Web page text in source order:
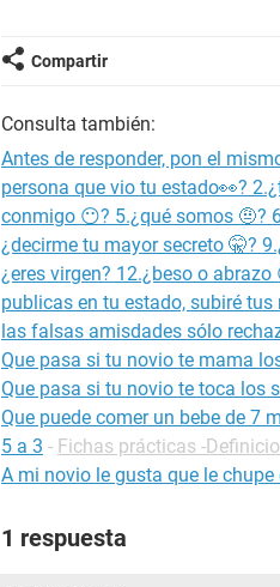
Compartir
Consulta también:
Antes de responder, pon el
persona que vio tu estado👀?
conmigo 😶? 5.¿qué somos 🤨?
¿decirme tu mayor secreto 🤫?
¿eres virgen? 12.¿beso o
publicas en tu estado, subiré
las falsas amisdades sólo
Que pasa si tu novio te mama
Que pasa si tu novio te toca los
Que puede comer un bebe de 7
5 a 3 - Fichas prácticas -
A mi novio le gusta que le chupe
1 respuesta